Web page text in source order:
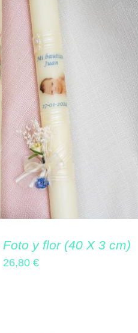
y flor (40 X 3 cm)
26,80 €